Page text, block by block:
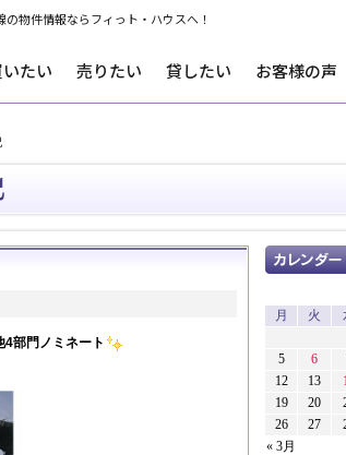
物件情報ならフィっト・ハウスへ！
たい 売りたい 貸したい お客様の声
部門ノミネート
月
火
« 3月
5
6
12
13
19
20
26
27